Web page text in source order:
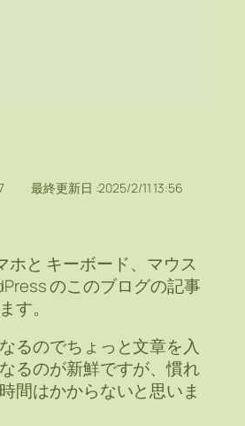
最終更新日 :2025/2/11 13:56
ホと キーボード、マウス
のこのブログの記事
す。
るのでちょっと文章を入
るのが新鮮ですが、慣れ
間はかからないと思いま